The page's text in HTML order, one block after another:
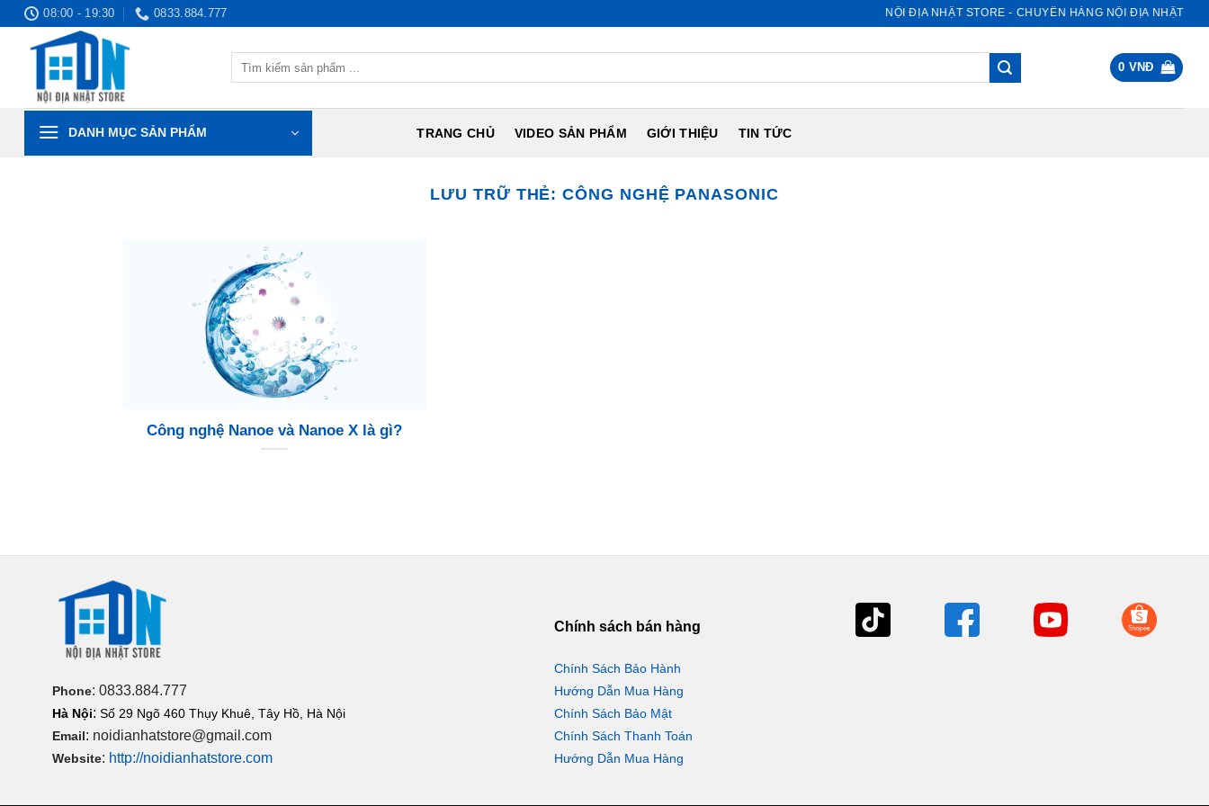
08:00 - 19:30 0833.884.777 NỘI ĐỊA NHẬT STORE - CHUYÊN HÀNG NỘI ĐỊA NHẬT
0 VNĐ
DANH MỤC SẢN PHẨM TRANG CHỦ VIDEO SẢN PHẨM GIỚI THIỆU TIN TỨC
LƯU TRỮ THẺ:CÔNG NGHỆ PANASONIC
Công nghệ Nanoe và Nanoe X là gì?
Phone: 0833.884.777
Hà Nội: Số 29 Ngõ 460 Thụy Khuê, Tây Hồ, Hà Nội
Email: noidianhatstore@gmail.com
Website: http://noidianhatstore.com
Chính sách bán hàng
Chính Sách Bảo Hành
Hướng Dẫn Mua Hàng
Chính Sách Bảo Mật
Chính Sách Thanh Toán
Hướng Dẫn Mua Hàng